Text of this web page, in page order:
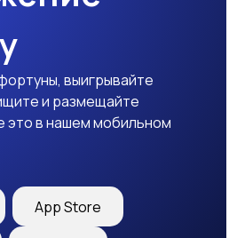
выигрывайте
и размещайте
это в нашем мобильном
App Store